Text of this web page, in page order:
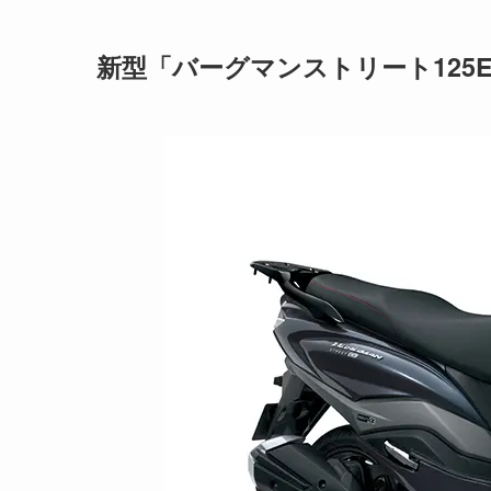
新型「バーグマンストリート